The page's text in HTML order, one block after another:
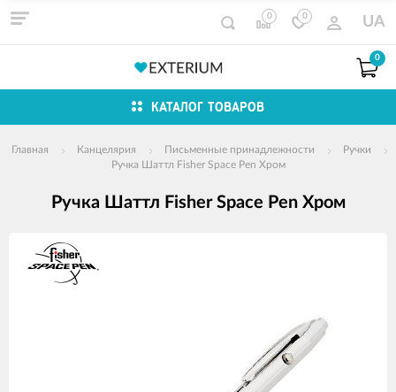
0 0 UA
0
КАТАЛОГ ТОВАРОВ
Главная Канцелярия Письменные принадлежности
Ручки
Ручка Шаттл Fisher Space Pen Хром
Ручка Шаттл Fisher Space Pen Хром
Изображения
товаров